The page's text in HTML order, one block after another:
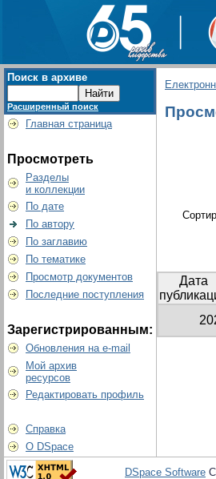
Поиск в архиве
Расширенный поиск
Главная страница
Просмотреть
Разделы
и коллекции
По дате
По автору
По заглавию
По тематике
Просмотр документов
Последние поступления
Зарегистрированным:
Обновления на e-mail
Мой архив
ресурсов
Редактировать профиль
Справка
О DSpace
Дата
DSpace Software